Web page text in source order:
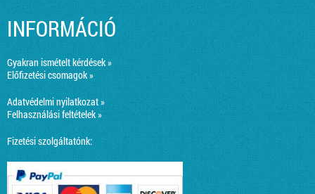
INFORMÁCIÓ
Gyakran ismételt kérdések »
Előfizetési csomagok »
Adatvédelmi nyilatkozat »
Felhasználási feltételek »
Fizetési szolgáltatónk: